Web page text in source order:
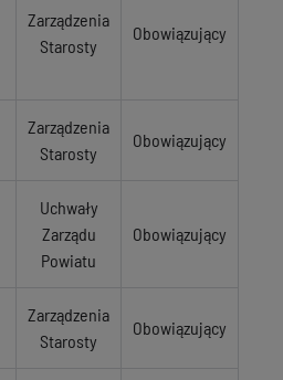
Zarządzenia
Starosty
Obowiązujący
Zarządzenia
Starosty
Obowiązujący
Uchwały
Zarządu
Powiatu
Obowiązujący
Zarządzenia
Starosty
Obowiązujący